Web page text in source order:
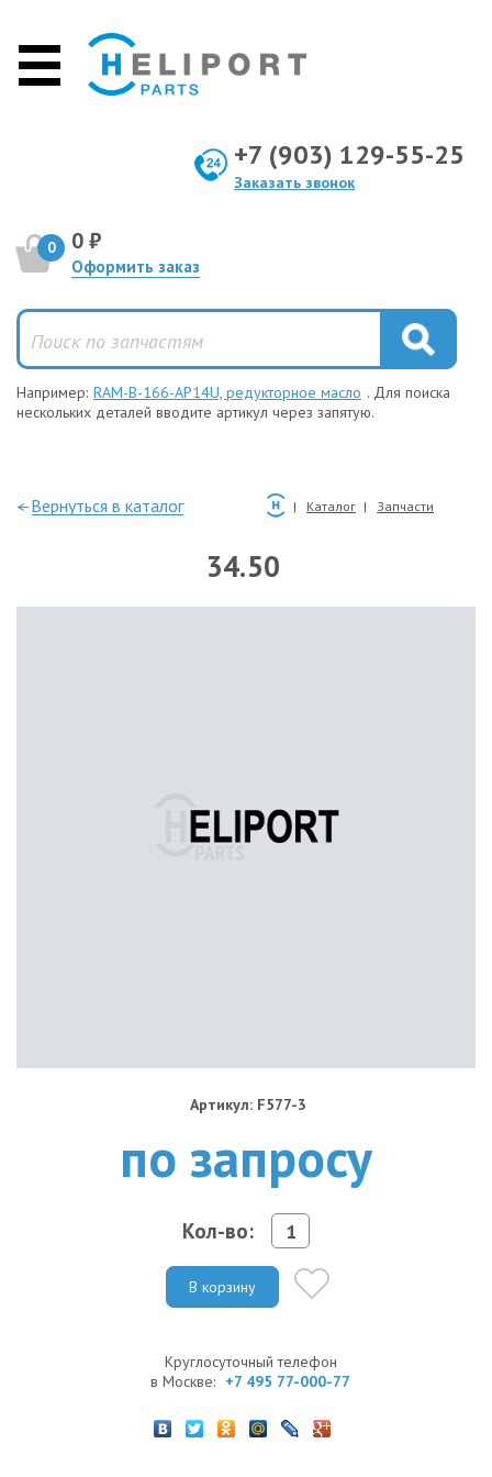
+7 (903) 129-55-25
Заказать звонок
0 0 ₽
Оформить заказ
Например: RAM-B-166-AP14U, редукторное масло . Для поиска
нескольких деталей вводите артикул через запятую.
—Вернуться в каталог Каталог Запчасти
34.50
Артикул: F577-3
по запросу
Кол-во:
В корзину
Круглосуточный телефон
в Москве: +7 495 77-000-77